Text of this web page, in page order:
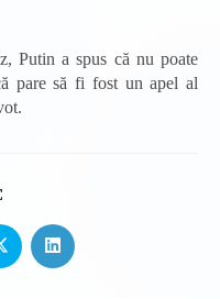
Putin a spus că nu poate
pare să fi fost un apel al
CONTENT
Opens
in